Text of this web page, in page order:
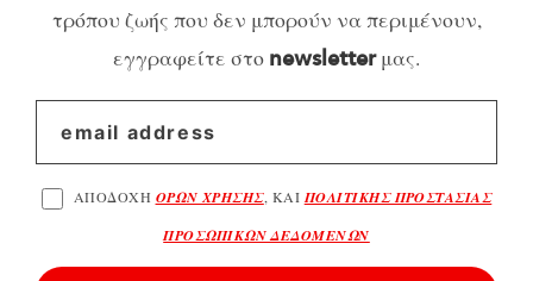
τρόπου ζωής που δεν μπορούν να περιμένουν,
εγγραφείτε στο newsletterμας.
ΑΠΟΔΟΧΗ ΟΡΩΝ ΧΡΗΣΗΣ, ΚΑΙΠΟΛΙΤΙΚΗΣ ΠΡΟΣΤΑΣΙΑΣ
ΠΡΟΣΩΠΙΚΩΝ ΔΕΔΟΜΕΝΩΝ